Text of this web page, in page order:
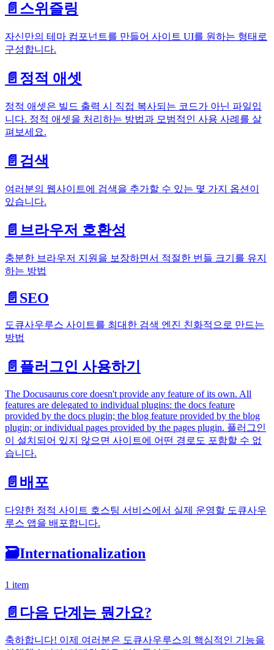
📄️ 스위즐링
자신만의 테마 컴포넌트를 만들어 사이트 UI를 원하는 형태로
구성합니다.
📄️ 정적 애셋
정적 애셋은 빌드 출력 시 직접 복사되는 코드가 아닌 파일입
니다. 정적 애셋을 처리하는 방법과 모범적인 사용 사례를 살
펴보세요.
📄️ 검색
여러분의 웹사이트에 검색을 추가할 수 있는 몇 가지 옵션이
있습니다.
📄️ 브라우저 호환성
충분한 브라우저 지원을 보장하면서 적절한 번들 크기를 유지
하는 방법
📄️ SEO
도큐사우루스 사이트를 최대한 검색 엔진 친화적으로 만드는
방법
📄️ 플러그인 사용하기
The Docusaurus core doesn't provide any feature of its own. All
features are delegated to individual plugins: the docs feature
provided by the docs plugin; the blog feature provided by the blog
plugin; or individual pages provided by the pages plugin. 플러그인
이 설치되어 있지 않으면 사이트에 어떤 경로도 포함할 수 없
습니다.
📄️ 배포
다양한 정적 사이트 호스팅 서비스에서 실제 운영할 도큐사우
루스 앱을 배포합니다.
🗃️Internationalization
1 item
📄️ 다음 단계는 뭔가요?
축하합니다! 이제 여러분은 도큐사우루스의 핵심적인 기능을